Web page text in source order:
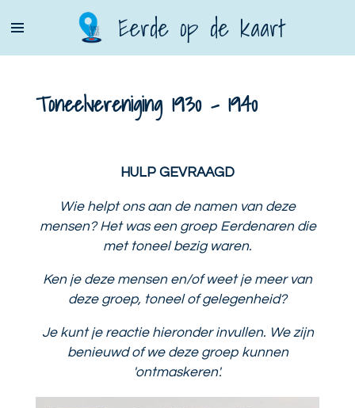
direct
naar
hoofdinhoud
Eerde op de kaart
Toneelvereniging 1930 - 1940
HULP GEVRAAGD
Wie helpt ons aan de namen van deze
mensen? Het was een groep Eerdenaren die
met toneel bezig waren.
Ken je deze mensen en/of weet je meer van
deze groep, toneel of gelegenheid?
Je kunt je reactie hieronder invullen. We zijn
benieuwd of we deze groep kunnen
'ontmaskeren'.